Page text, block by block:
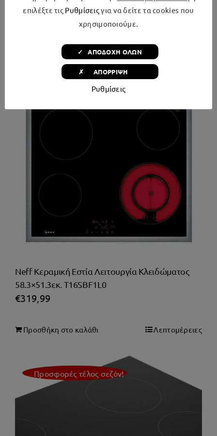
Σχετικά προϊόντα
Neff Κεραμική Εστία Λειτουργία Κλειδώματος
58.3×51.3εκ. T16SBF1L0
€319,99
Προσθήκη στο καλάθι Λεπτομέρειες
Προσφορές τέλος σεζόν!
επιλέξτε τις Ρυθμίσειςγια να δείτε τα cookies που
χρησιμοποιούμε.
Ρυθμίσεις
✓ ΑΠΟΔΟΧΗ ΟΛΩΝ
✗ ΑΠΟΡΡΙΨΗ